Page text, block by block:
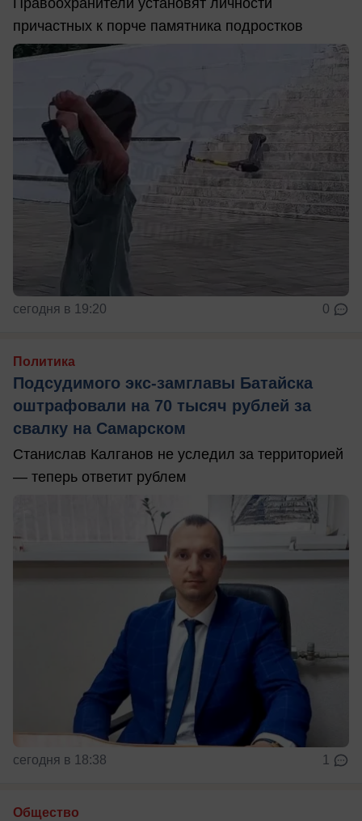
Правоохранители установят личности
причастных к порче памятника подростков
сегодня в 19:20 0
Политика
Подсудимого экс-замглавы Батайска
оштрафовали на 70 тысяч рублей за
свалку на Самарском
Станислав Калганов не уследил за территорией
— теперь ответит рублем
сегодня в 18:38 1
Общество